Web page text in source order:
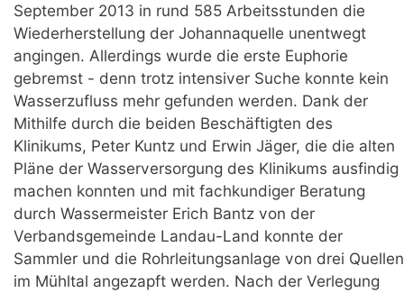
September 2013 in rund 585 Arbeitsstunden die
Wiederherstellung der Johannaquelle unentwegt
angingen. Allerdings wurde die erste Euphorie
gebremst - denn trotz intensiver Suche konnte kein
Wasserzufluss mehr gefunden werden. Dank der
Mithilfe durch die beiden Beschäftigten des
Klinikums, Peter Kuntz und Erwin Jäger, die die alten
Pläne der Wasserversorgung des Klinikums ausfindig
machen konnten und mit fachkundiger Beratung
durch Wassermeister Erich Bantz von der
Verbandsgemeinde Landau-Land konnte der
Sammler und die Rohrleitungsanlage von drei Quellen
im Mühltal angezapft werden. Nach der Verlegung